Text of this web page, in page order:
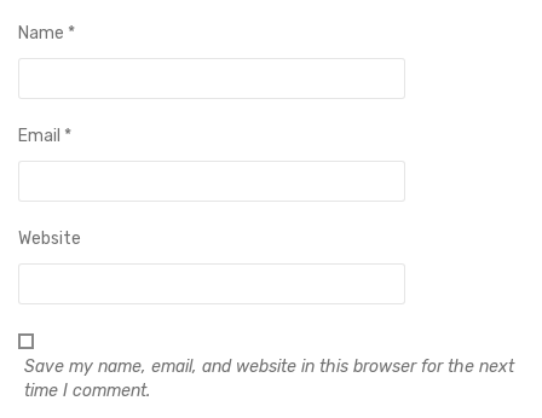
Name *
Email *
Website
Save my name, email, and website in this browser for the next
time I comment.